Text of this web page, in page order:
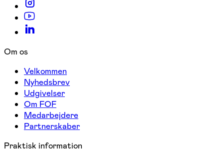
Om os
Velkommen
Nyhedsbrev
Udgivelser
Om FOF
Medarbejdere
Partnerskaber
Praktisk information